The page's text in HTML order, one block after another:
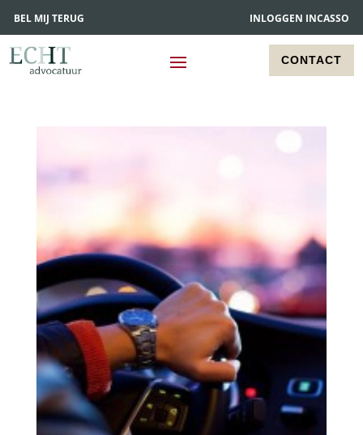
BEL MIJ TERUG INLOGGEN INCASSO
CONTACT